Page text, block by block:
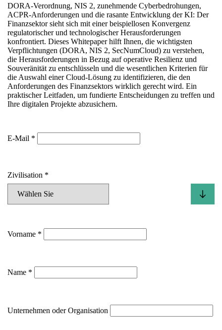
DORA-Verordnung, NIS 2, zunehmende Cyberbedrohungen,
ACPR-Anforderungen und die rasante Entwicklung der KI: Der
Finanzsektor sieht sich mit einer beispiellosen Konvergenz
regulatorischer und technologischer Herausforderungen
konfrontiert. Dieses Whitepaper hilft Ihnen, die wichtigsten
Verpflichtungen (DORA, NIS 2, SecNumCloud) zu verstehen,
die Herausforderungen in Bezug auf operative Resilienz und
Souveränität zu entschlüsseln und die wesentlichen Kriterien für
die Auswahl einer Cloud-Lösung zu identifizieren, die den
Anforderungen des Finanzsektors wirklich gerecht wird. Ein
praktischer Leitfaden, um fundierte Entscheidungen zu treffen und
Ihre digitalen Projekte abzusichern.
E-Mail
Zivilisation
Vorname
Name
Unternehmen oder Organisation